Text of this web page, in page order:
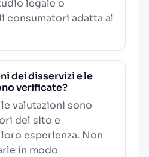
legale o
consumatori adatta al
dei disservizi e le
verificate?
valutazioni sono
del sito e
esperienza. Non
in modo